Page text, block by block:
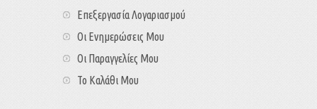
Επεξεργασία Λογαριασμού
Οι Ενημερώσεις Μου
Οι Παραγγελίες Μου
Το Καλάθι Μου